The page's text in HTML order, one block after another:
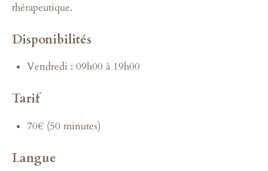
thérapeutique.
Disponibilités
Vendredi : 09h00 à 19h00
Tarif
70€ (50 minutes)
Langue